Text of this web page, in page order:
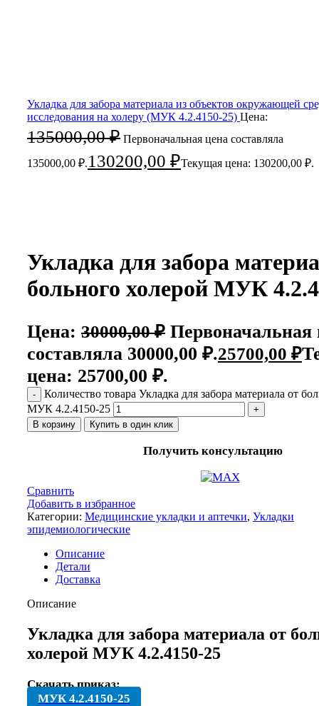
Укладка для забора материала из объектов окружающей
исследования на холеру (МУК 4.2.4150-25) Цена:
135000,00₽ Первоначальная цена составляла
135000,00 ₽.130200,00 ₽Текущая цена: 130200,00 ₽.
Укладка для забора
больного холерой МУК
Цена: 30000,00₽ Первоначальная
составляла 30000,00 ₽.25700,00 ₽
цена: 25700,00 ₽.
Количество товара Укладка для забора материала от
МУК 4.2.4150-25
В корзину Купить в один клик
Получить консультацию
Сравнить
Добавить в избранное
Категории: Медицинские укладки и аптечки, Укладки
эпидемиологические
Описание
Детали
Доставка
Описание
Укладка для забора материала от
холерой МУК 4.2.4150-25
Скачать приказ:
МУК 4.2.4150-25